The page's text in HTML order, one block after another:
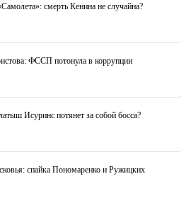
смерть Кенина не случайна?
ФССП потонула в коррупции
Исуринс потянет за собой босса?
спайка Пономаренко и Ружицких